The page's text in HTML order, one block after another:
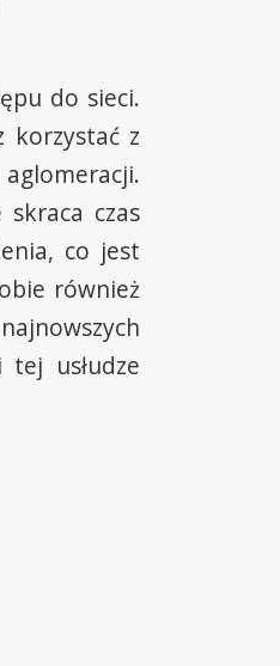
do sieci.
korzystać z
czas
co jest
również
usłudze